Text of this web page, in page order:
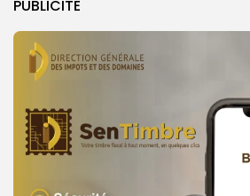
PUBLICITE